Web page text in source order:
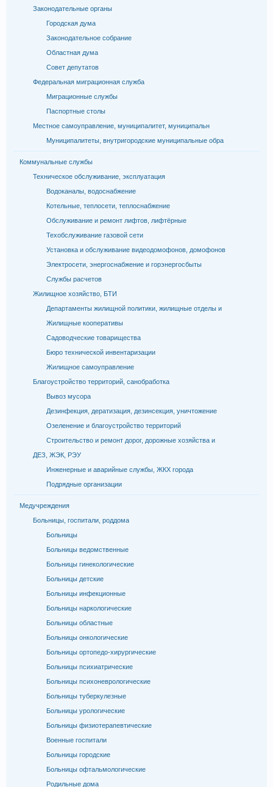
Законодательные органы
Городская дума
Законодательное собрание
Областная дума
Совет депутатов
Федеральная миграционная служба
Миграционные службы
Паспортные столы
Местное самоуправление, муниципалитет, муниципальн
Муниципалитеты, внутригородские муниципальные обра
Коммунальные службы
Техническое обслуживание, эксплуатация
Водоканалы, водоснабжение
Котельные, теплосети, теплоснабжение
Обслуживание и ремонт лифтов, лифтёрные
Техобслуживание газовой сети
Установка и обслуживание видеодомофонов, домофонов
Электросети, энергоснабжение и горэнергосбыты
Службы расчетов
Жилищное хозяйство, БТИ
Департаменты жилищной политики, жилищные отделы и
Жилищные кооперативы
Садоводческие товарищества
Бюро технической инвентаризации
Жилищное самоуправление
Благоустройство территорий, санобработка
Вывоз мусора
Дезинфекция, дератизация, дезинсекция, уничтожение
Озеленение и благоустройство территорий
Строительство и ремонт дорог, дорожные хозяйства и
ДЕЗ, ЖЭК, РЭУ
Инженерные и аварийные службы, ЖКХ города
Подрядные организации
Медучреждения
Больницы, госпитали, роддома
Больницы
Больницы ведомственные
Больницы гинекологические
Больницы детские
Больницы инфекционные
Больницы наркологические
Больницы областные
Больницы онкологические
Больницы ортопедо-хирургические
Больницы психиатрические
Больницы психоневрологические
Больницы туберкулезные
Больницы урологические
Больницы физиотерапевтические
Военные госпитали
Больницы городские
Больницы офтальмологические
Родильные дома